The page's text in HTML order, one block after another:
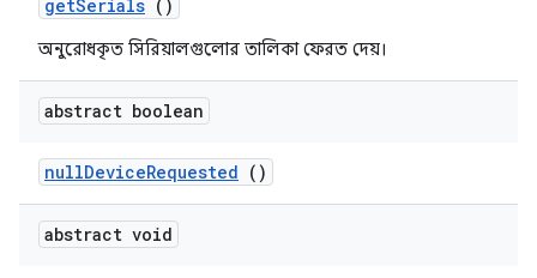
getSerials ()
অনুরোধকৃত সিরিয়ালগুলোর তালিকা ফেরত দেয়।
abstract boolean
nullDeviceRequested ()
abstract void